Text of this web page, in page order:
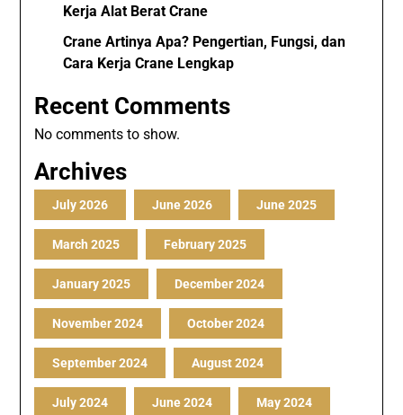
Kerja Alat Berat Crane
Crane Artinya Apa? Pengertian, Fungsi, dan
Cara Kerja Crane Lengkap
Recent Comments
No comments to show.
Archives
July 2026 June 2026 June 2025
March 2025 February 2025
January 2025 December 2024
November 2024 October 2024
September 2024 August 2024
July 2024 June 2024 May 2024